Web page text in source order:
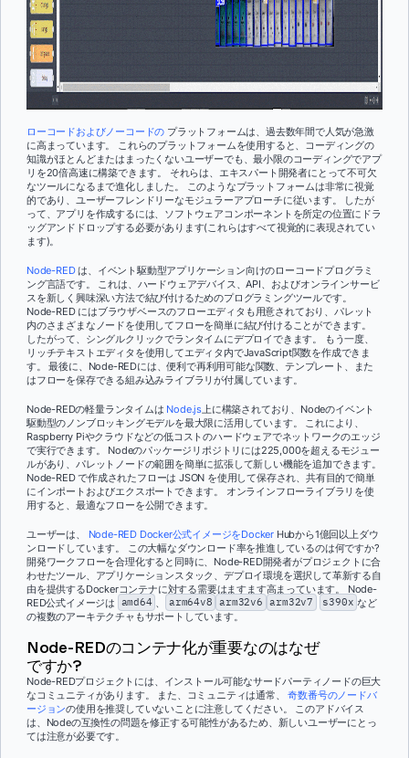
ローコードおよびノーコードの プラットフォームは、過去数年間で人気が急激
に高まっています。 これらのプラットフォームを使用すると、コーディングの
知識がほとんどまたはまったくないユーザーでも、最小限のコーディングでアプ
リを20倍高速に構築できます。 それらは、エキスパート開発者にとって不可欠
なツールになるまで進化しました。 このようなプラットフォームは非常に視覚
的であり、ユーザーフレンドリーなモジュラーアプローチに従います。 したが
って、アプリを作成するには、ソフトウェアコンポーネントを所定の位置にドラ
ッグアンドドロップする必要があります(これらはすべて視覚的に表現されてい
ます)。
Node-REDは、イベント駆動型アプリケーション向けのローコードプログラミ
ング言語です。 これは、ハードウェアデバイス、API、およびオンラインサービ
スを新しく興味深い方法で結び付けるためのプログラミングツールです。
Node-RED にはブラウザベースのフローエディタも用意されており、パレット
内のさまざまなノードを使用してフローを簡単に結び付けることができます。
したがって、シングルクリックでランタイムにデプロイできます。 もう一度、
リッチテキストエディタを使用してエディタ内でJavaScript関数を作成できま
す。 最後に、Node-REDには、便利で再利用可能な関数、テンプレート、また
はフローを保存できる組み込みライブラリが付属しています。
Node-REDの軽量ランタイムは Node.js 上に構築されており、Nodeのイベント
駆動型のノンブロッキングモデルを最大限に活用しています。 これにより、
Raspberry Piやクラウドなどの低コストのハードウェアでネットワークのエッジ
で実行できます。 Nodeのパッケージリポジトリには225,000を超えるモジュー
ルがあり、パレットノードの範囲を簡単に拡張して新しい機能を追加できます。
Node-RED で作成されたフローは JSON を使用して保存され、共有目的で簡単
にインポートおよびエクスポートできます。 オンラインフローライブラリを使
用すると、最適なフローを公開できます。
ユーザーは、 Node-RED Docker公式イメージをDocker Hubから1億回以上ダウ
ンロードしています。 この大幅なダウンロード率を推進しているのは何ですか?
開発ワークフローを合理化すると同時に、Node-RED開発者がプロジェクトに合
わせたツール、アプリケーションスタック、デプロイ環境を選択して革新する自
由を提供するDockerコンテナに対する需要はますます高まっています。 Node-
RED公式イメージは amd64 arm64v8 arm32v6 arm32v7 s390x など
の複数のアーキテクチャもサポートしています。
Node-REDのコンテナ化が重要なのはなぜ
ですか?
Node-REDプロジェクトには、インストール可能なサードパーティノードの巨大
なコミュニティがあります。 また、コミュニティは通常、奇数番号のノードバ
ージョンの使用を推奨していないことに注意してください。 このアドバイス
は、Nodeの互換性の問題を修正する可能性があるため、新しいユーザーにとっ
ては注意が必要です。